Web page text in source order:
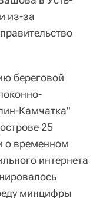
из-за
береговой
Камчатка"
25
о временном
интернета
минцифры